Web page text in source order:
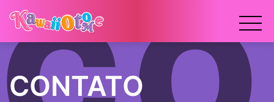
x
CONTATO